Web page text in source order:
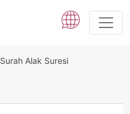
Surah Alak Suresi